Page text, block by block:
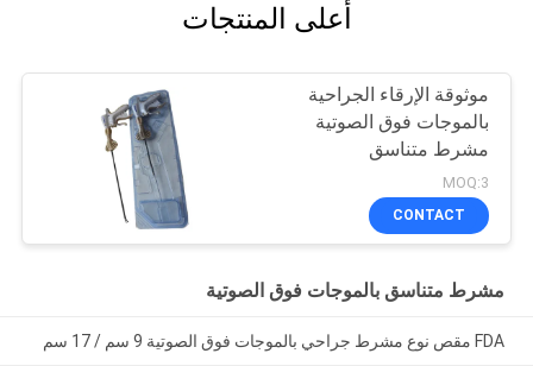
أعلى المنتجات
موثوقة الإرقاء الجراحية
بالموجات فوق الصوتية
مشرط متناسق
MOQ:3
CONTACT
مشرط متناسق بالموجات فوق الصوتية
FDA مقص نوع مشرط جراحي بالموجات فوق الصوتية 9 سم / 17 سم